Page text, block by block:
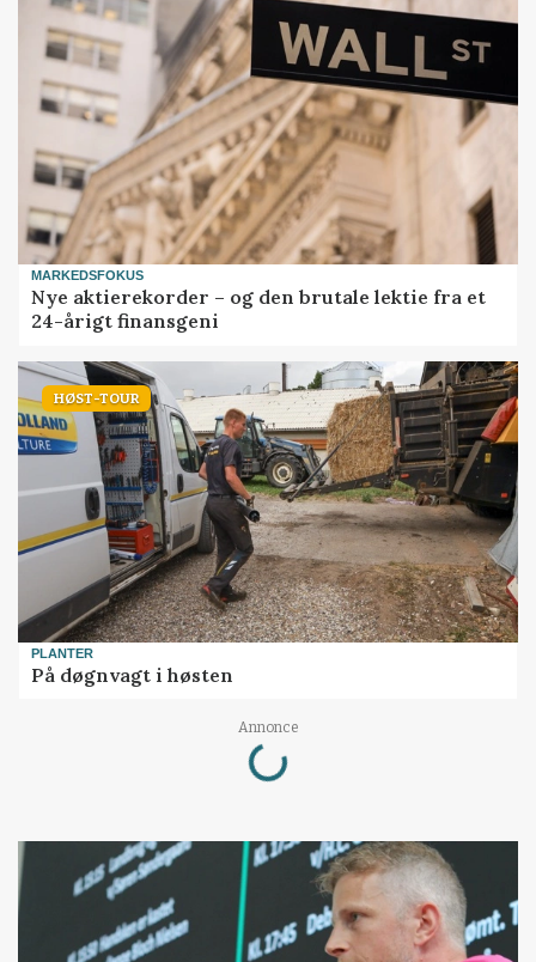
MARKEDSFOKUS
Nye aktierekorder – og den brutale lektie fra et
24-årigt finansgeni
HØST-TOUR
PLANTER
På døgnvagt i høsten
Annonce
Loading...